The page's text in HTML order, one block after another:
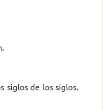
siglos de los siglos.